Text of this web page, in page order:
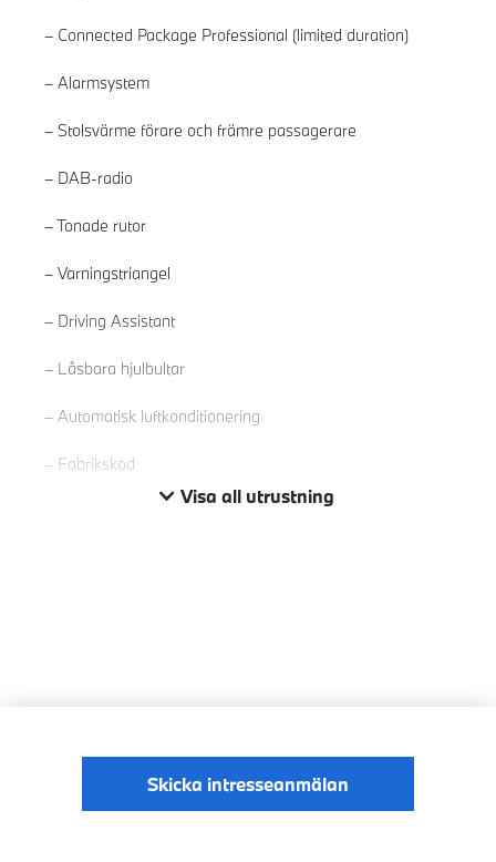
Connected Package Professional (limited duration)
Alarmsystem
Stolsvärme förare och främre passagerare
DAB-radio
Tonade rutor
Varningstriangel
Driving Assistant
Låsbara hjulbultar
Automatisk luftkonditionering
Fabrikskod
Visa all utrustning
Skicka intresseanmälan